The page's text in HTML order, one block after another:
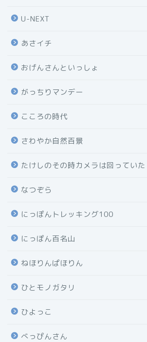
U-NEXT
あさイチ
おげんさんといっしょ
がっちりマンデー
こころの時代
さわやか自然百景
たけしのその時カメラは回っていた
なつぞら
にっぽんトレッキング100
にっぽん百名山
ねほりんぱほりん
ひとモノガタリ
ひよっこ
べっぴんさん